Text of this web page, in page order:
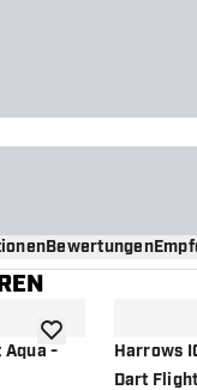
Bewertungen
Aqua -Zur Wunschliste
Harrows
Dart